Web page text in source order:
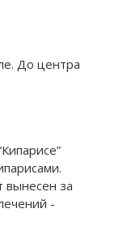
До центра
вынесен за
-